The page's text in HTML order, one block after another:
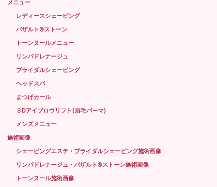
メニュー
レディースシェービング
バザルト®ストーン
トーンヌールメニュー
リンパドレナージュ
ブライダルシェービング
ヘッドスパ
まつげカール
３Dアイブロウリフト(眉毛パーマ)
メンズメニュー
施術画像
シェービングエステ・ブライダルシェービング施術画像
リンパドレナージュ・バザルト®ストーン施術画像
トーンヌール施術画像